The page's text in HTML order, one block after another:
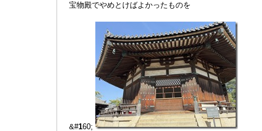
宝物殿でやめとけばよかったものを
&#160;